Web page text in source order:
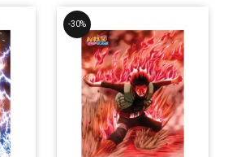
-30%